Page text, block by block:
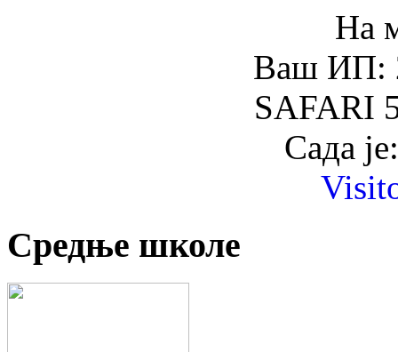
На
Ваш ИП:
SAFARI
Сада
Средње школе